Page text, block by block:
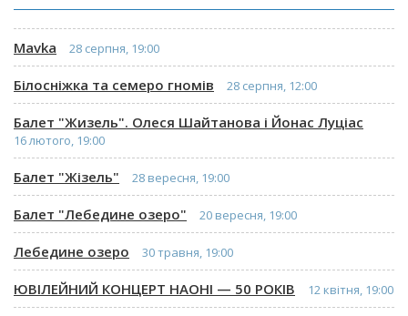
Mavka 28 серпня, 19:00
Білосніжка та семеро гномів 28 серпня, 12:00
Балет "Жизель". Олеся Шайтанова і Йонас Луціас
16 лютого, 19:00
Балет "Жізель" 28 вересня, 19:00
Балет "Лебедине озеро" 20 вересня, 19:00
Лебедине озеро 30 травня, 19:00
ЮВІЛЕЙНИЙ КОНЦЕРТ НАОНІ — 50 РОКІВ 12 квітня, 19:00